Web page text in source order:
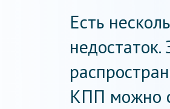
Есть
КПП можно